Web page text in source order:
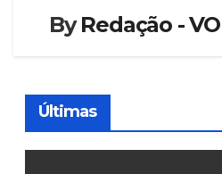
ByRedação - VO
Últimas